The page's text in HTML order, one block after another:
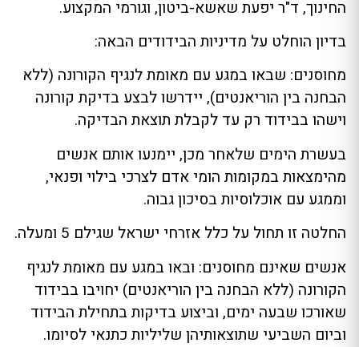
החינוך, ד"ר יפעת שאשא-ביטון, וגורמי המקצוע.
בדיון הוחלט על מדיניות הבידודים הבאה:
מחוסנים: שבאו במגע עם מאומת לנגיף הקורונה (ללא
הבחנה בין הוריאנטים), יידרשו לבצע בדיקת קורונה
וישהו בבידוד רק עד לקבלת תוצאת הבדיקה.
בעשרת הימים שלאחר מכן, יימנעו אותם אנשים
מהימצאות במקומות הומי אדם לצרכי בילוי ופנאי,
וממגע עם אוכלוסיות בסיכון גבוה.
החלטה זו תחול על כלל אזרחי ישראל שגילם 5 ומעלה.
אנשים שאינם מחוסנים: ובאו במגע עם מאומת לנגיף
הקורונה (ללא הבחנה בין הוריאנטים) יחויבו בבידוד
שאורכו שבעה ימים, וביצוע בדיקות בתחילת הבידוד
וביום השביעי שתוצאותיהן שליליות כתנאי לסיומו.